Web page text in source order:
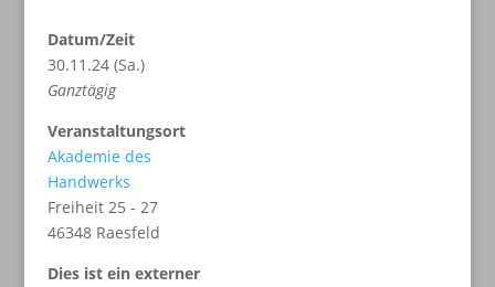
Datum/Zeit
30.11.24 (Sa.)
Ganztägig
Veranstaltungsort
Akademie des
Handwerks
Freiheit 25 - 27
46348 Raesfeld
Dies ist ein externer